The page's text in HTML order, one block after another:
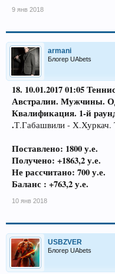
9 янв 2018
armani
Блогер UAbets
18. 10.01.201701:05
Австралии. Мужчины.
Квалификация. 1-й
.Т.Габашвили - Х.Хуркач.
Поставлено: 1800 у.е.
Получено: +1863,2 у.е.
Не рассчитано: 700 у.е.
Баланс : +763,2 у.е.
10 янв 2018
USBZVER
Блогер UAbets